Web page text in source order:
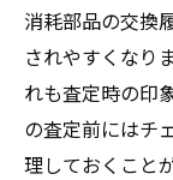
消耗部品の交換
されやすくなり
れも査定時の印
の査定前にはチ
理しておくこと